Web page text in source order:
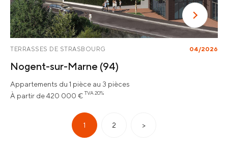
04/2026
TERRASSES DE STRASBOURG
Nogent-sur-Marne (94)
Appartements du 1 pièce au 3 pièces
À partir de 420 000 € TVA 20%
1 2 >